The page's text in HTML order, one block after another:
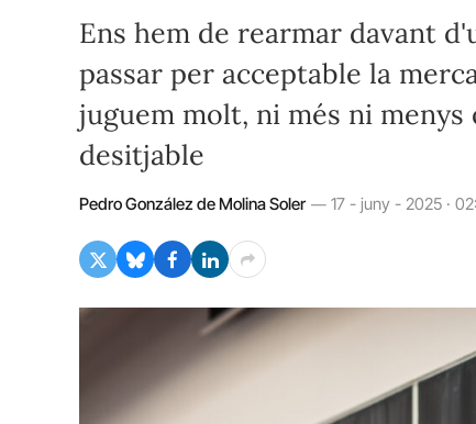
Ens hem de rearmar davant
passar per acceptable la
juguem molt, ni més ni
desitjable
Pedro González de Molina Soler 17 - juny - 2025 ·